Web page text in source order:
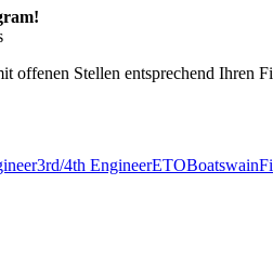
offenen Stellen entsprechend Ihren
3rd/4th EngineerETOBoatswain